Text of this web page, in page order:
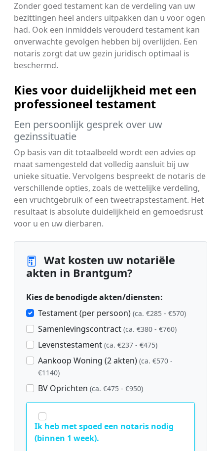
Zonder goed testament kan de verdeling van uw
bezittingen heel anders uitpakken dan u voor ogen
had. Ook een inmiddels verouderd testament kan
onverwachte gevolgen hebben bij overlijden. Een
notaris zorgt dat uw gezin juridisch optimaal is
beschermd.
Kies voor duidelijkheid met een
professioneel testament
Een persoonlijk gesprek over uw
gezinssituatie
Op basis van dit totaalbeeld wordt een advies op
maat samengesteld dat volledig aansluit bij uw
unieke situatie. Vervolgens bespreekt de notaris de
verschillende opties, zoals de wettelijke verdeling,
een vruchtgebruik of een tweetrapstestament. Het
resultaat is absolute duidelijkheid en gemoedsrust
voor u en uw dierbaren.
Wat kosten uw notariële
akten in Brantgum?
Kies de benodigde akten/diensten:
Testament (per persoon) (ca. €285 - €570)
Samenlevingscontract (ca. €380 - €760)
Levenstestament (ca. €237 - €475)
Aankoop Woning (2 akten) (ca. €570 -
€1140)
BV Oprichten (ca. €475 - €950)
Ik heb met spoed een notaris nodig
(binnen 1 week).